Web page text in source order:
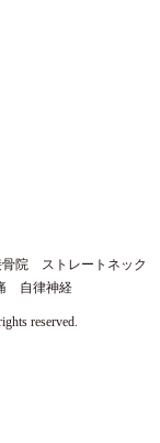
院 ストレートネック
自律神経
reserved.